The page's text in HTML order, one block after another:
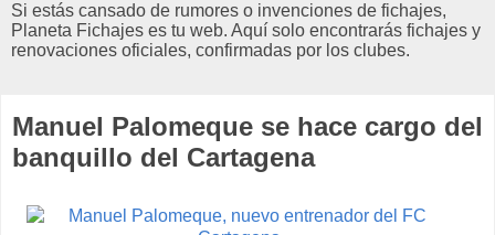
Si estás cansado de rumores o invenciones de fichajes,
Planeta Fichajes es tu web. Aquí solo encontrarás fichajes y
renovaciones oficiales, confirmadas por los clubes.
Manuel Palomeque se hace cargo del
banquillo del Cartagena